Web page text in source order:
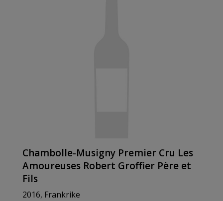
Chambolle-Musigny Premier Cru Les
Amoureuses Robert Groffier Père et
Fils
2016, Frankrike